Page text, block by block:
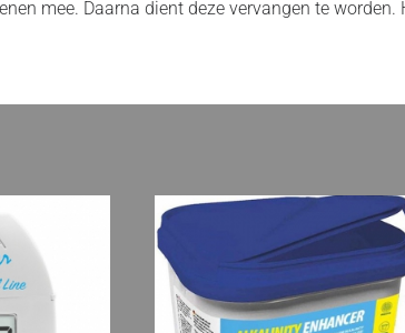
mee. Daarna dient deze vervangen te